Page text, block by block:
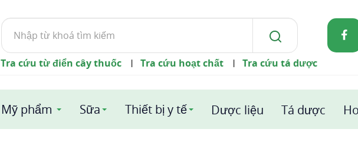
Tìm
kiếm
Tra cứu từ điển cây thuốc | Tra cứu hoạt chất | Tra cứu tá dược
Mỹ phẩm Sữa Thiết bị y tế Dược liệu Tá dược